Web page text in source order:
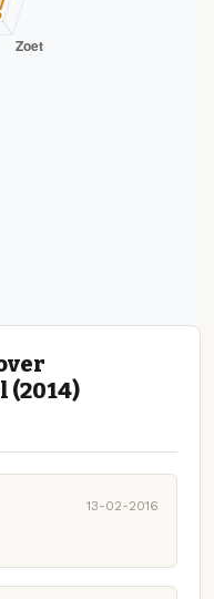
(2014)
13-02-2016